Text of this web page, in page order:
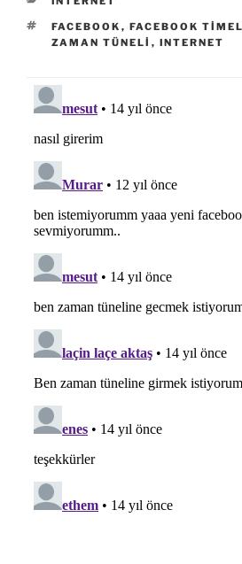
ETIKETLER
FACEBOOK , FACEBOOK
ZAMAN TÜNELI , INTERNET